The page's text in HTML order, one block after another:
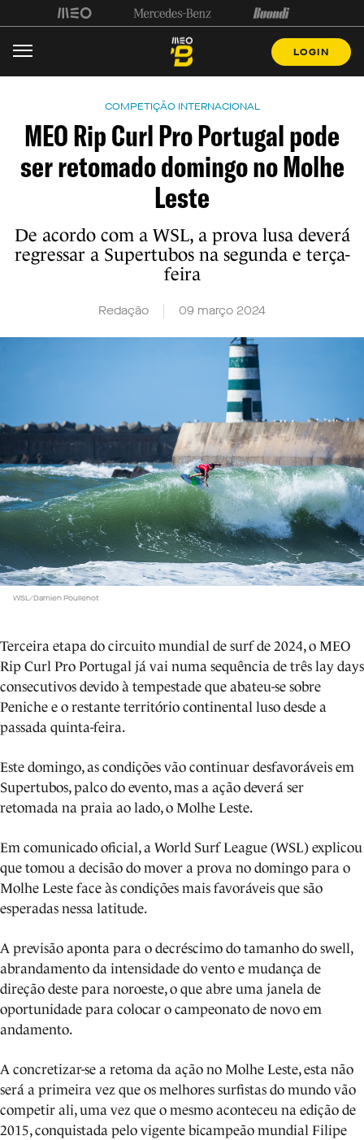
LOGIN
COMPETIÇÃO INTERNACIONAL
MEO Rip Curl Pro Portugal pode
ser retomado domingo no Molhe
Leste
De acordo com a WSL, a prova lusa deverá
regressar a Supertubos na segunda e terça-
feira
Redação 09 março 2024
WSL/Damien Poullenot
Terceira etapa do circuito mundial de surf de 2024, o MEO
Rip Curl Pro Portugal já vai numa sequência de três lay days
consecutivos devido à tempestade que abateu-se sobre
Peniche e o restante território continental luso desde a
passada quinta-feira.
Este domingo, as condições vão continuar desfavoráveis em
Supertubos, palco do evento, mas a ação deverá ser
retomada na praia ao lado, o Molhe Leste.
Em comunicado oficial, a World Surf League (WSL) explicou
que tomou a decisão do mover a prova no domingo para o
Molhe Leste face às condições mais favoráveis que são
esperadas nessa latitude.
A previsão aponta para o decréscimo do tamanho do swell,
abrandamento da intensidade do vento e mudança de
direção deste para noroeste, o que abre uma janela de
oportunidade para colocar o campeonato de novo em
andamento.
A concretizar-se a retoma da ação no Molhe Leste, esta não
será a primeira vez que os melhores surfistas do mundo vão
competir ali, uma vez que o mesmo aconteceu na edição de
2015, conquistada pelo vigente bicampeão mundial Filipe